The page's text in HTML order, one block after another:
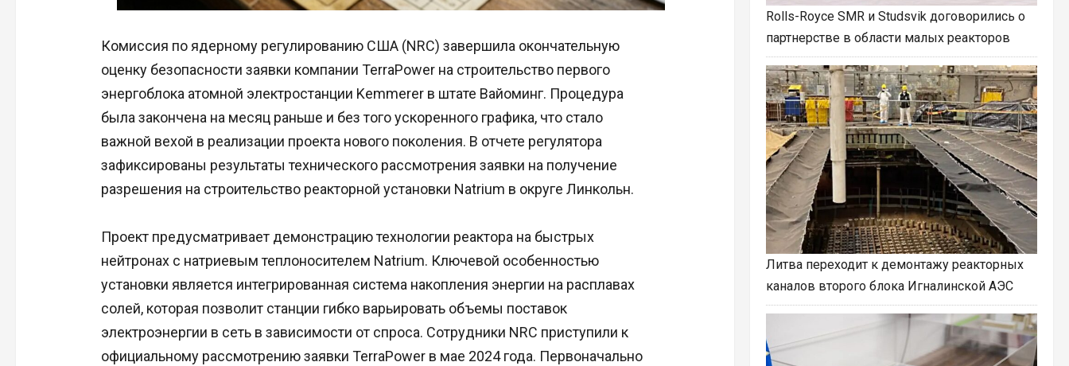
Комиссия по ядерному регулированию США (NRC) завершила окончательную
оценку безопасности заявки компании TerraPower на строительство первого
энергоблока атомной электростанции Kemmerer в штате Вайоминг. Процедура
была закончена на месяц раньше и без того ускоренного графика, что стало
важной вехой в реализации проекта нового поколения. В отчете регулятора
зафиксированы результаты технического рассмотрения заявки на получение
разрешения на строительство реакторной установки Natrium в округе Линкольн.
Проект предусматривает демонстрацию технологии реактора на быстрых
нейтронах с натриевым теплоносителем Natrium. Ключевой особенностью
установки является интегрированная система накопления энергии на расплавах
солей, которая позволит станции гибко варьировать объемы поставок
электроэнергии в сеть в зависимости от спроса. Сотрудники NRC приступили к
официальному рассмотрению заявки TerraPower в мае 2024 года. Первоначально
Rolls-Royce SMR и Studsvik договорились о
партнерстве в области малых реакторов
Литва переходит к демонтажу реакторных
каналов второго блока Игналинской АЭС